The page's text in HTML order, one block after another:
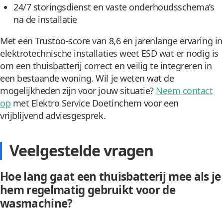
24/7 storingsdienst en vaste onderhoudsschema’s
na de installatie
Met een Trustoo-score van 8,6 en jarenlange ervaring in
elektrotechnische installaties weet ESD wat er nodig is
om een thuisbatterij correct en veilig te integreren in
een bestaande woning. Wil je weten wat de
mogelijkheden zijn voor jouw situatie? Neem contact
op met Elektro Service Doetinchem voor een
vrijblijvend adviesgesprek.
Veelgestelde vragen
Hoe lang gaat een thuisbatterij mee als je
hem regelmatig gebruikt voor de
wasmachine?